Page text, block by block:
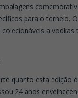
para o torneio.
a
quanto esta edição
24 anos